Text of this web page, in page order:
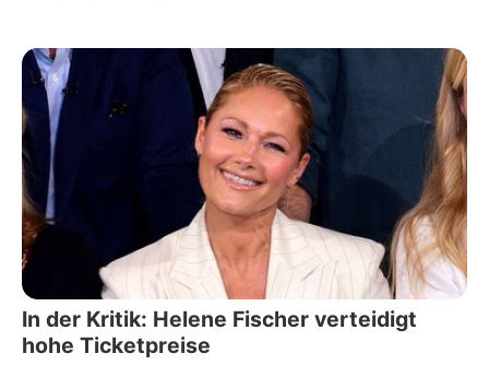
In der Kritik: Helene Fischer verteidigt
hohe Ticketpreise